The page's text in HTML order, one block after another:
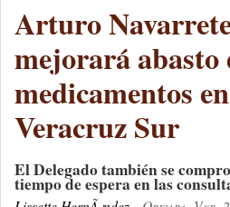
Arturo
mejorará abasto
medicamentos
Veracruz Sur
El Delegado también se
tiempo de espera en las